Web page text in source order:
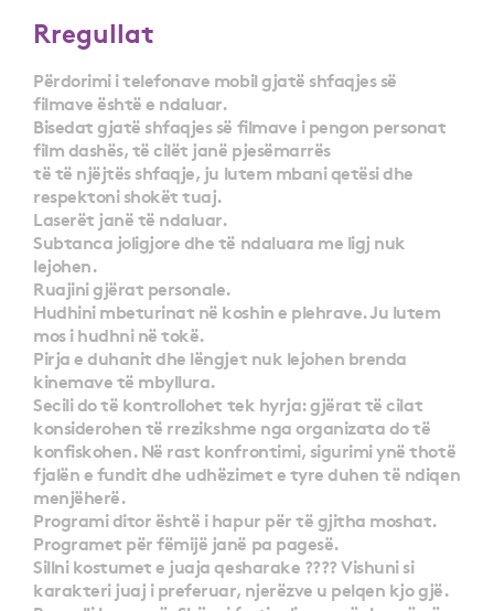
Rregullat
Përdorimi i telefonave mobil gjatë shfaqjes së
filmave është e ndaluar.
Bisedat gjatë shfaqjes së filmave i pengon personat
film dashës, të cilët janë pjesëmarrës
të të njëjtës shfaqje, ju lutem mbani qetësi dhe
respektoni shokët tuaj.
Laserët janë të ndaluar.
Subtanca joligjore dhe të ndaluara me ligj nuk
lejohen.
Ruajini gjërat personale.
Hudhini mbeturinat në koshin e plehrave. Ju lutem
mos i hudhni në tokë.
Pirja e duhanit dhe lëngjet nuk lejohen brenda
kinemave të mbyllura.
Secili do të kontrollohet tek hyrja: gjërat të cilat
konsiderohen të rrezikshme nga organizata do të
konfiskohen. Në rast konfrontimi, sigurimi ynë thotë
fjalën e fundit dhe udhëzimet e tyre duhen të ndiqen
menjëherë.
Programi ditor është i hapur për të gjitha moshat.
Programet për fëmijë janë pa pagesë.
Sillni kostumet e juaja qesharake ???? Vishuni si
karakteri juaj i preferuar, njerëzve u pelqen kjo gjë.